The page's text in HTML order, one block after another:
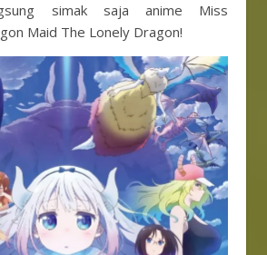
simak saja anime Miss
Maid The Lonely Dragon!